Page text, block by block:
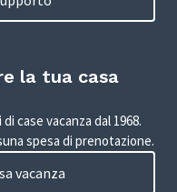
la tua casa
case vacanza dal 1968.
spesa di prenotazione.
vacanza